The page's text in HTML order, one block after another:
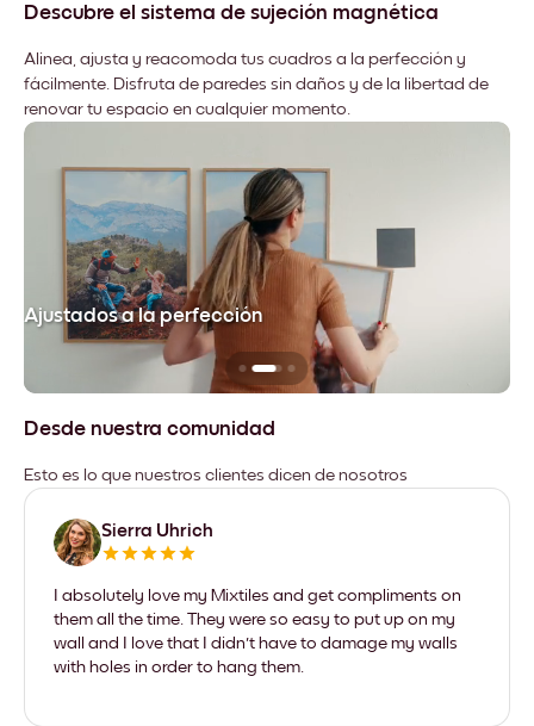
Descubre el sistema de sujeción magnética
Alinea, ajusta y reacomoda tus cuadros a la perfección y
fácilmente. Disfruta de paredes sin daños y de la libertad de
renovar tu espacio en cualquier momento.
Ajustados a la perfección
Desde nuestra comunidad
Esto es lo que nuestros clientes dicen de nosotros
Sierra Uhrich
I absolutely love my Mixtiles and get compliments on
them all the time. They were so easy to put up on my
wall and I love that I didn't have to damage my walls
with holes in order to hang them.